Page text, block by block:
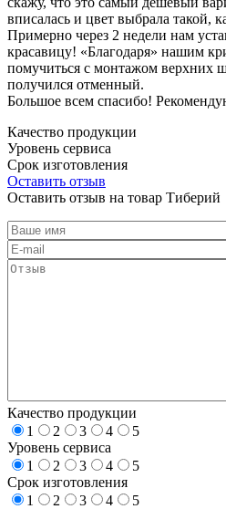
вписалась и цвет выбрала такой,
Примерно через 2 недели нам
красавицу! «Благодаря» нашим
помучиться с монтажом верхних
получился отменный.
Большое всем спасибо!
Качество продукции
Уровень сервиса
Срок изготовления
Оставить отзыв
Оставить отзыв на товар Тиберий
Качество продукции
1
2 3 4
5
Уровень сервиса
1
2 3 4
5
Срок изготовления
1
2 3 4
5